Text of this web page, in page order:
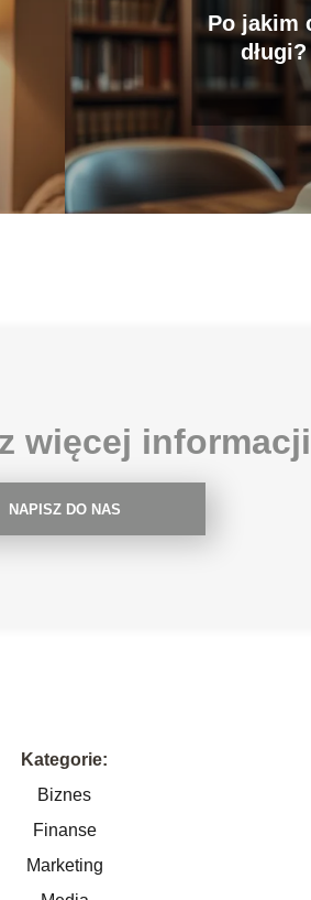
Po jakim
więcej
NAPISZ DO NAS
Kategorie:
Biznes
Finanse
Marketing